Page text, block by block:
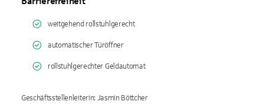
weitgehend rollstuhlgerecht
automatischer Türöffner
rollstuhlgerechter Geldautomat
Geschäftsstellenleiterin: Jasmin Böttcher